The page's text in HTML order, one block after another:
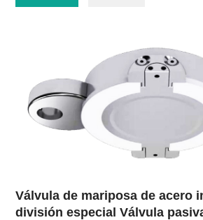
Válvula de mariposa de acero
división especial Válvula